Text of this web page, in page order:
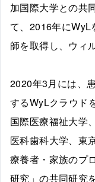
加国際大学との共
て、2016年にWyL
師を取得し、ウィ
2020年3月には、
するWyLクラウド
国際医療福祉大学
医科歯科大学、東
療養者・家族のプ
研究」の共同研究